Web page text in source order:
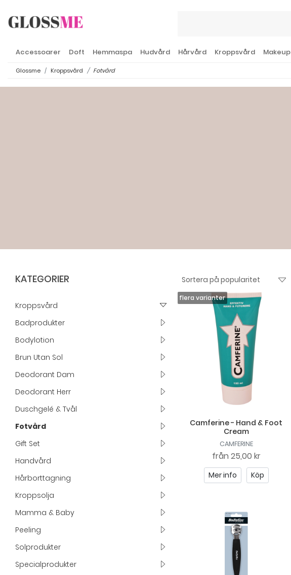
Accessoarer Doft Hemmaspa Hudvård Hårvård Kroppsvård Makeup
Glossme Kroppsvård Fotvård
KATEGORIER
Kroppsvård
Badprodukter
Bodylotion
Brun Utan Sol
Deodorant Dam
Deodorant Herr
Duschgelé & Tvål
Fotvård
Gift Set
Handvård
Hårborttagning
Kroppsolja
Mamma & Baby
Peeling
Solprodukter
Specialprodukter
Camferine - Hand & Foot
Cream
CAMFERINE
från 25,00 kr
Mer info Köp